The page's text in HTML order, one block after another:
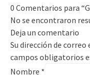
0 Comentarios para
No se encontraron
Deja un comentario
Su dirección de
campos obligatorios
Nombre *